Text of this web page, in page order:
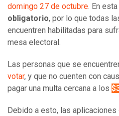
domingo 27 de octubre. En
obligatorio, por lo que todas
encuentren habilitadas para
mesa electoral.
Las personas que se
votar, y que no cuenten con
pagar una multa cercana a los
Debido a esto, las